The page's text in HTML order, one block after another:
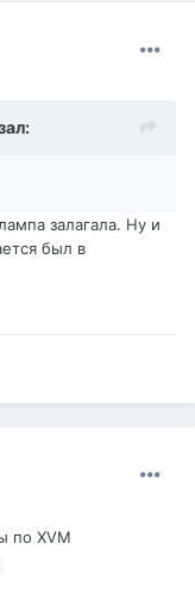
залагала. Ну и
был в
по XVM